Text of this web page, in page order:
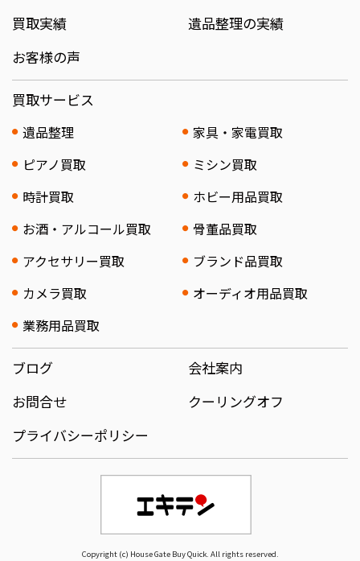
買取実績
遺品整理の実績
お客様の声
買取サービス
遺品整理
家具・家電買取
ピアノ買取
ミシン買取
時計買取
ホビー用品買取
お酒・アルコール買取
骨董品買取
アクセサリー買取
ブランド品買取
カメラ買取
オーディオ用品買取
業務用品買取
ブログ
会社案内
お問合せ
クーリングオフ
プライバシーポリシー
Copyright (c) House Gate Buy Quick. All rights reserved.